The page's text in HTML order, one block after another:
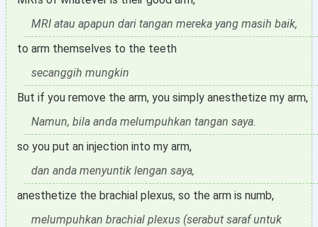
MRI atau apapun dari tangan mereka yang masih baik,
to arm themselves to the teeth
secanggih mungkin
But if you remove the arm, you simply anesthetize my arm,
Namun, bila anda melumpuhkan tangan saya.
so you put an injection into my arm,
dan anda menyuntik lengan saya,
anesthetize the brachial plexus, so the arm is numb,
melumpuhkan brachial plexus (serabut saraf untuk